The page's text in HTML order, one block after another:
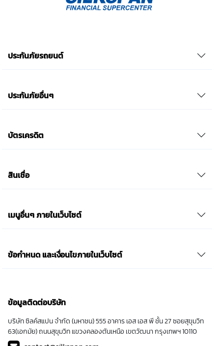
ข้าพเจ้าแทนการลงลายมือชื่อเป็นหลักฐาน รวบรวมเบี้ย
ประกันภัยรถยนต์
ประกันภัยอื่นๆ
บัตรเครดิต
สินเชื่อ
เมนูอื่นๆ ภายในเว็บไซต์
ข้อกำหนด และเงื่อนไขภายในเว็บไซต์
ข้อมูลติดต่อบริษัท
บริษัท ซิลค์สแปน จำกัด (มหาชน) 555 อาคาร เอส เอส พี ชั้น 27 ซอยสุขุมวิท
63(เอกมัย) ถนนสุขุมวิท แขวงคลองตันเหนือ เขตวัฒนา กรุงเทพฯ 10110